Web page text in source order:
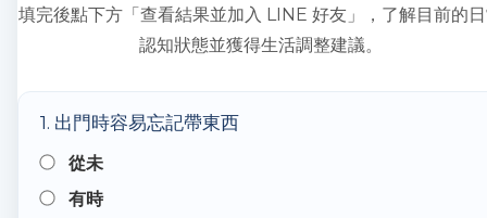
填完後點下方「查看結果並加入 LINE 好友」，了解目前的
認知狀態並獲得生活調整建議。
1. 出門時容易忘記帶東西
從未
有時